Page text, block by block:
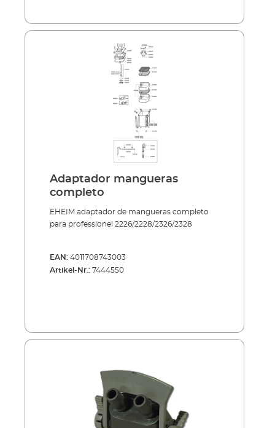
Adaptador mangueras
completo
EHEIM adaptador de mangueras completo
para professionel 2226/2228/2326/2328
EAN: 4011708743003
Artikel-Nr.: 7444550